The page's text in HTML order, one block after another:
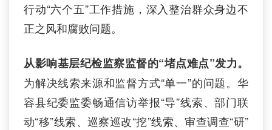
行动“六个五”工作措施，深入整治群众身边不
正之风和腐败问题。
从影响基层纪检监察监督的“堵点难点”发力。
为解决线索来源和监督方式“单一”的问题。华
容县纪委监委畅通信访举报“导”线索、部门联
动“移”线索、巡察巡改“挖”线索、审查调查“研”